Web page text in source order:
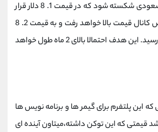
اگر سقف کانال صعودی شکسته شود که در قیمت 1. 8 دلار قرار
دارد،به اندازه عرض کانال قیمت بالا خواهد رفت و به قیمت 2. 8
الی 3 دلار خواهد رسید. این هدف احتمالا بالای 2 ماه طول خواهد
که این پلتفرم برای گیمر ها و برنامه نویس ها
قیمتی که این توکن داشته،میتاون آینده ای